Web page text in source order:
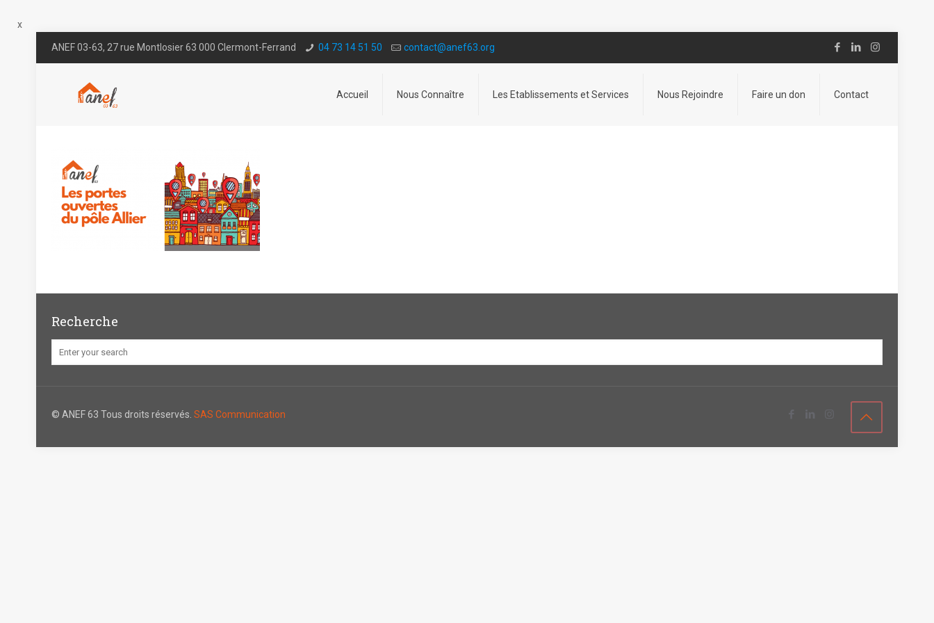
x
ANEF 03-63, 27 rue Montlosier 63 000 Clermont-Ferrand 04 73 14 51 50 contact@a­nef63.org
Accueil Nous Connaître Les Etablissements et Services Nous Rejoindre Faire un don Contact
Recherche
© ANEF 63 Tous droits réservés.SAS Communication